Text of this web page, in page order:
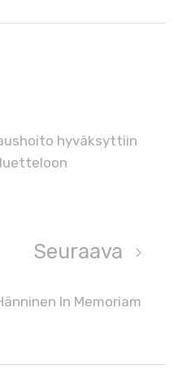
hyväksyttiin
Seuraava
In Memoriam